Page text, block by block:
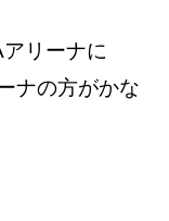
リーナに
ナの方がかな